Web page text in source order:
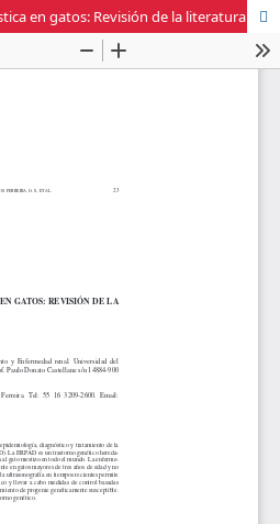
en gatos: Revisión de la literatura